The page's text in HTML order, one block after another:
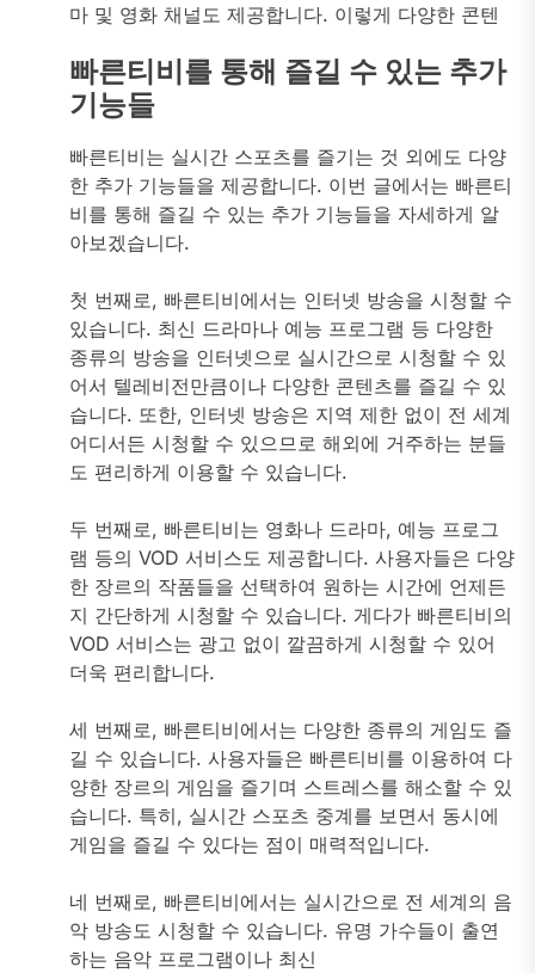
마 및 영화 채널도 제공합니다. 이렇게 다양한 콘텐
빠른티비를 통해 즐길 수 있는 추가
기능들
빠른티비는 실시간 스포츠를 즐기는 것 외에도 다양
한 추가 기능들을 제공합니다. 이번 글에서는 빠른티
비를 통해 즐길 수 있는 추가 기능들을 자세하게 알
아보겠습니다.
첫 번째로, 빠른티비에서는 인터넷 방송을 시청할 수
있습니다. 최신 드라마나 예능 프로그램 등 다양한
종류의 방송을 인터넷으로 실시간으로 시청할 수 있
어서 텔레비전만큼이나 다양한 콘텐츠를 즐길 수 있
습니다. 또한, 인터넷 방송은 지역 제한 없이 전 세계
어디서든 시청할 수 있으므로 해외에 거주하는 분들
도 편리하게 이용할 수 있습니다.
두 번째로, 빠른티비는 영화나 드라마, 예능 프로그
램 등의 VOD 서비스도 제공합니다. 사용자들은 다양
한 장르의 작품들을 선택하여 원하는 시간에 언제든
지 간단하게 시청할 수 있습니다. 게다가 빠른티비의
VOD 서비스는 광고 없이 깔끔하게 시청할 수 있어
더욱 편리합니다.
세 번째로, 빠른티비에서는 다양한 종류의 게임도 즐
길 수 있습니다. 사용자들은 빠른티비를 이용하여 다
양한 장르의 게임을 즐기며 스트레스를 해소할 수 있
습니다. 특히, 실시간 스포츠 중계를 보면서 동시에
게임을 즐길 수 있다는 점이 매력적입니다.
네 번째로, 빠른티비에서는 실시간으로 전 세계의 음
악 방송도 시청할 수 있습니다. 유명 가수들이 출연
하는 음악 프로그램이나 최신